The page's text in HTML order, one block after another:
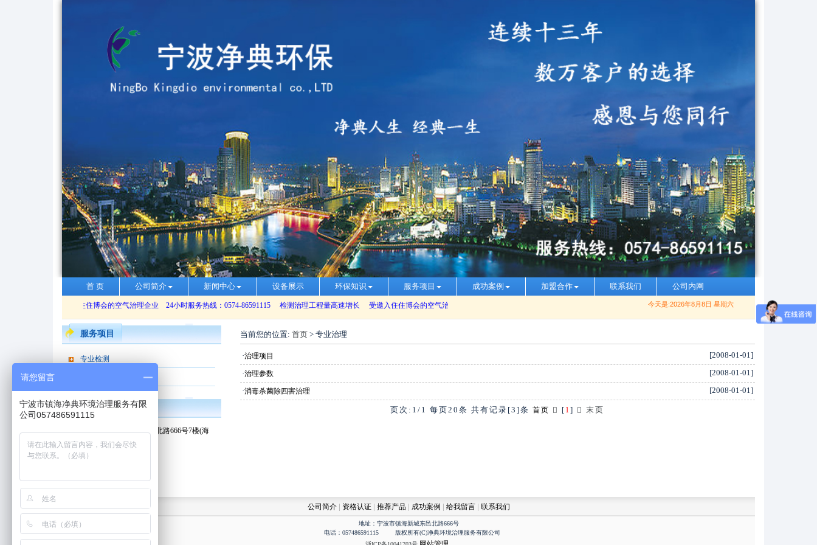
首 页 公司简介 新闻中心 设备展示 环保知识 服务项目 成功案例 加盟合作 联系我们 公司内网
今天是:2026年8月8日 星期六
服务项目
专业检测
联系我们
地址：宁波市镇海新城东邑北路666号7楼(海
创基地C区)
电话：
当前您的位置: 首页> 专业治理
·治理项目
[2008-01-01]
·治理参数
[2008-01-01]
·消毒杀菌除四害治理 [2008-01-01]
页次: 1/ 1 每页20条 共有记录[3]条首页 [ 1] 末页
公司简介 | 资格认证 | 推荐产品 | 成功案例 | 给我留言 | 联系我们
地址：宁波市镇海新城东邑北路666号
电话：057486591115 版权所有(C)净典环境治理服务有限公司
请您留言
宁波市镇海净典环境治理服务有限
公司057486591115